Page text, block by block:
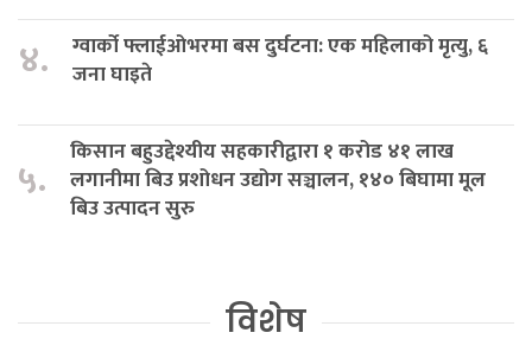
४.
ग्वार्को फ्लाईओभरमा बस दुर्घटना: एक महिलाको मृत्यु, ६
जना घाइते
५.
किसान बहुउद्देश्यीय सहकारीद्वारा १ करोड ४१ लाख
लगानीमा बिउ प्रशोधन उद्योग सञ्चालन, १४० बिघामा मूल
बिउ उत्पादन सुरु
विशेष